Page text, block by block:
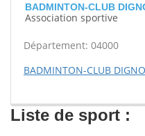
BADMINTON-CLUB
Association sportive
Département: 04000
BADMINTON-CLUB
Liste de sport :